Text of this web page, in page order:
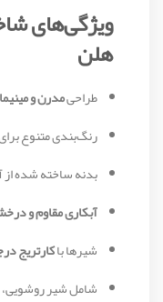
ویژگی‌های
هلن
طراحیمدرن و
رنگ‌بندی متنوع
بدنه ساخته شده از
آبکاری مقاوم و
شیرها باکارتریج
شامل شیر روشویی،